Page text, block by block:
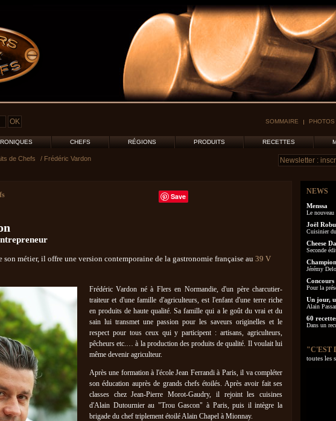
SOMMAIRE
CHEFS RÉGIONS PRODUITS RECETTES
de Chefs / Frédéric Vardon
Save
son métier, il offre une version contemporaine de la gastronomie française au 39 V
Frédéric Vardon né à Flers en Normandie, d'un père charcutier-
traiteur et d'une famille d'agriculteurs, est l'enfant d'une terre riche
en produits de haute qualité. Sa famille qui a le goût du vrai et du
sain lui transmet une passion pour les saveurs originelles et le
respect pour tous ceux qui y participent : artisans, agriculteurs,
pêcheurs etc.… à la production des produits de qualité. Il voulait lui
même devenir agriculteur.
Après une formation à l'école Jean Ferrandi à Paris, il va compléter
son éducation auprès de grands chefs étoilés. Après avoir fait ses
classes chez Jean-Pierre Morot-Gaudry, il rejoint les cuisines
d'Alain Dutournier au "Trou Gascon" à Paris, puis il intègre la
brigade du chef triplement étoilé Alain Chapel à Mionnay.
NEWS
Menssa
Le
Joël
Cuisinier
Cheese
Seconde
Jérémy
Pour la
Un jour,
Alain
60
Dans un
"C'EST
toutes les